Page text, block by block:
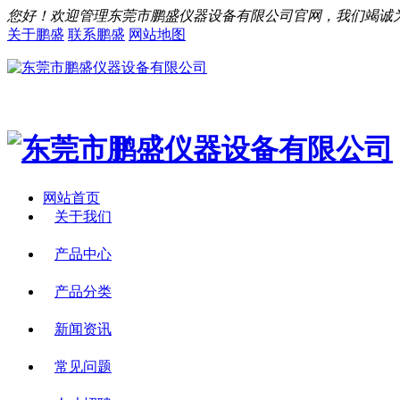
您好！欢迎管理东莞市鹏盛仪器设备有限公司官网，我们竭诚
关于鹏盛 联系鹏盛 网站地图
网站首页
关于我们
产品中心
产品分类
新闻资讯
常见问题